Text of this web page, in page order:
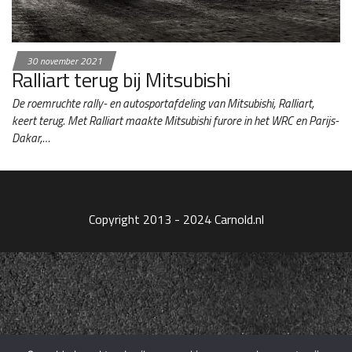
30 november 2021
Ralliart terug bij Mitsubishi
De roemruchte rally- en autosportafdeling van Mitsubishi, Ralliart,
keert terug. Met Ralliart maakte Mitsubishi furore in het WRC en Parijs-
Dakar,…
Copyright 2013 - 2024 Carnold.nl